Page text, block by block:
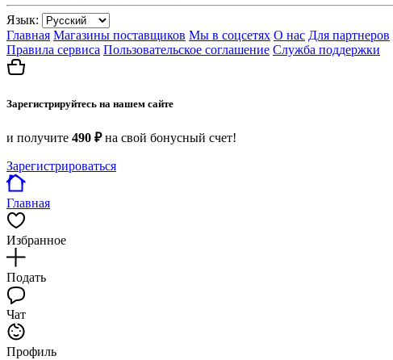
Язык:
Главная Магазины поставщиков Мы в соцсетях О нас Для партнеров
Правила сервиса Пользовательское соглашение Служба поддержки
Зарегистрируйтесь на нашем сайте
и получите 490 ₽на свой бонусный счет!
Зарегистрироваться
Главная
Избранное
Подать
Чат
Профиль